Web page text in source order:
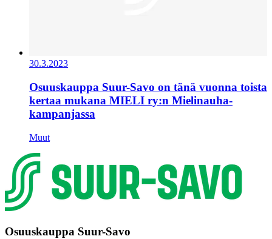
30.3.2023
Osuuskauppa Suur-Savo on tänä vuonna toista
kertaa mukana MIELI ry:n Mielinauha-
kampanjassa
Muut
Osuuskauppa Suur-Savo